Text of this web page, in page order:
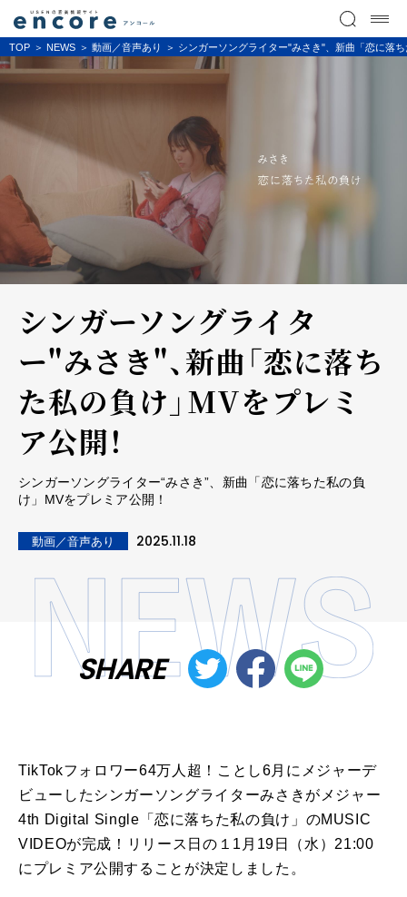
TOP NEWS 動画／音声あり シンガーソングライター"みさき"、新曲「恋に落
シンガーソングライタ
ー"みさき"、新曲「恋に落ち
た私の負け」MVをプレミ
ア公開！
シンガーソングライター“みさき”、新曲「恋に落ちた私の負
け」MVをプレミア公開！
動画／音声あり 2025.11.18
SHARE
TikTokフォロワー64万人超！ことし6月にメジャーデ
ビューしたシンガーソングライターみさきがメジャー
4th Digital Single「恋に落ちた私の負け」のMUSIC
VIDEOが完成！リリース日の１1月19日（水）21:00
にプレミア公開することが決定しました。